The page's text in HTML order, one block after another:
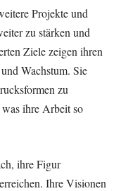
Projekte und
zu stärken und
Ziele zeigen ihren
Wachstum. Sie
zu
ihre Arbeit so
ihre Figur
Ihre Visionen